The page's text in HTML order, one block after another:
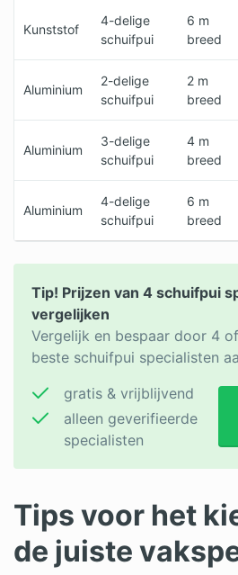
Kunststof
4-delige
schuifpui
6 m
breed
Aluminium
2-delige
schuifpui
2 m
breed
Aluminium
3-delige
schuifpui
4 m
breed
Aluminium
4-delige
schuifpui
6 m
breed
Tip! Prijzen van 4 schuifpui
vergelijken
Vergelijk en bespaar door 4
beste schuifpui specialisten
gratis & vrijblijvend
alleen geverifieerde
specialisten
Tips voor het
de juiste